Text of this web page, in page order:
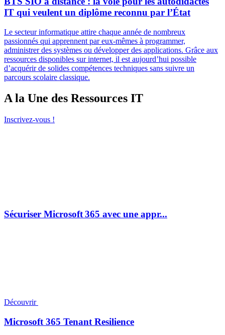
IT qui veulent un diplôme reconnu par l’État
Le secteur informatique attire chaque année de nombreux
passionnés qui apprennent par eux-mêmes à programmer,
administrer des systèmes ou développer des applications. Grâce aux
ressources disponibles sur internet, il est aujourd’hui possible
d’acquérir de solides compétences techniques sans suivre un
parcours scolaire classique.
A la Une des Ressources IT
Inscrivez-vous !
Sécuriser Microsoft 365 avec une appr...
Découvrir
Microsoft 365 Tenant Resilience